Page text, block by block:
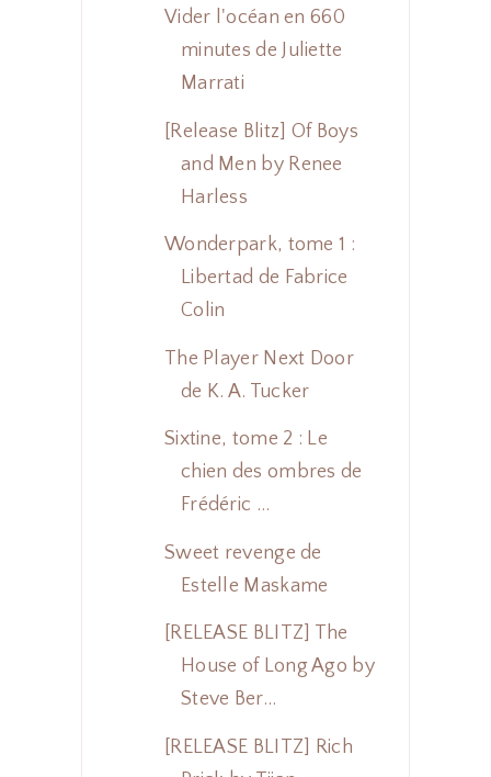
Vider l'océan en 660
minutes de Juliette
Marrati
[Release Blitz] Of Boys
and Men by Renee
Harless
Wonderpark, tome 1 :
Libertad de Fabrice
Colin
The Player Next Door
de K. A. Tucker
Sixtine, tome 2 : Le
chien des ombres de
Frédéric ...
Sweet revenge de
Estelle Maskame
[RELEASE BLITZ] The
House of Long Ago by
Steve Ber...
[RELEASE BLITZ] Rich